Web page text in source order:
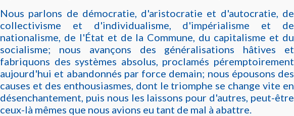
Nous parlons de démocratie, d'aristocratie et d'autocratie, de
collectivisme et d'individualisme, d'impérialisme et de
nationalisme, de l'État et de la Commune, du capitalisme et du
socialisme; nous avançons des généralisations hâtives et
fabriquons des systèmes absolus, proclamés péremptoirement
aujourd'hui et abandonnés par force demain; nous épousons des
causes et des enthousiasmes, dont le triomphe se change vite en
désenchantement, puis nous les laissons pour d'autres, peut-être
ceux-là mêmes que nous avions eu tant de mal à abattre.